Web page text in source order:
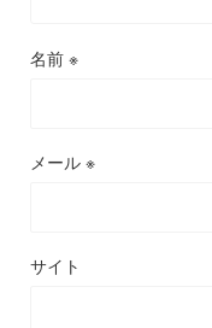
名前 ※
メール ※
サイト